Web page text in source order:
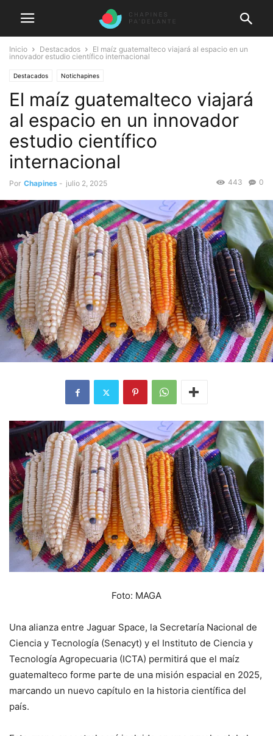
Inicio Destacados
El maíz guatemalteco viajará al espacio en un
innovador estudio científico internacional
Destacados Notichapines
El maíz guatemalteco viajará
al espacio en un innovador
estudio científico
internacional
Por Chapines - julio 2, 2025 0
443
Foto: MAGA
Una alianza entre Jaguar Space, la Secretaría Nacional de
Ciencia y Tecnología (Senacyt) y el Instituto de Ciencia y
Tecnología Agropecuaria (ICTA) permitirá que el maíz
guatemalteco forme parte de una misión espacial en 2025,
marcando un nuevo capítulo en la historia científica del
país.